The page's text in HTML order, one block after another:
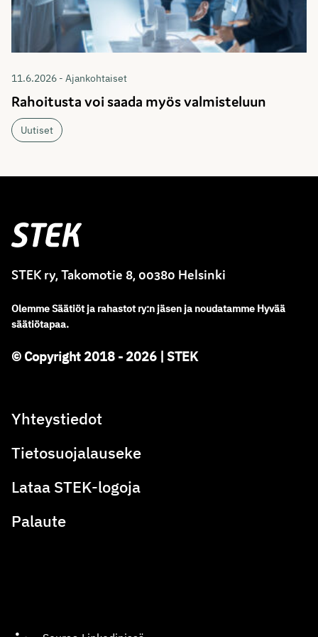
11.6.2026 - Ajankohtaiset
Rahoitusta voi saada myös valmisteluun
Uutiset
Stek
STEK ry, Takomotie 8, 00380 Helsinki
OlemmeSäätiöt ja rahastot ry:n jäsen ja noudatamme Hyvää
säätiötapaa.
© Copyright 2018 - 2026 | STEK
Yhteystiedot
Tietosuojalauseke
Lataa STEK-logoja
Palaute